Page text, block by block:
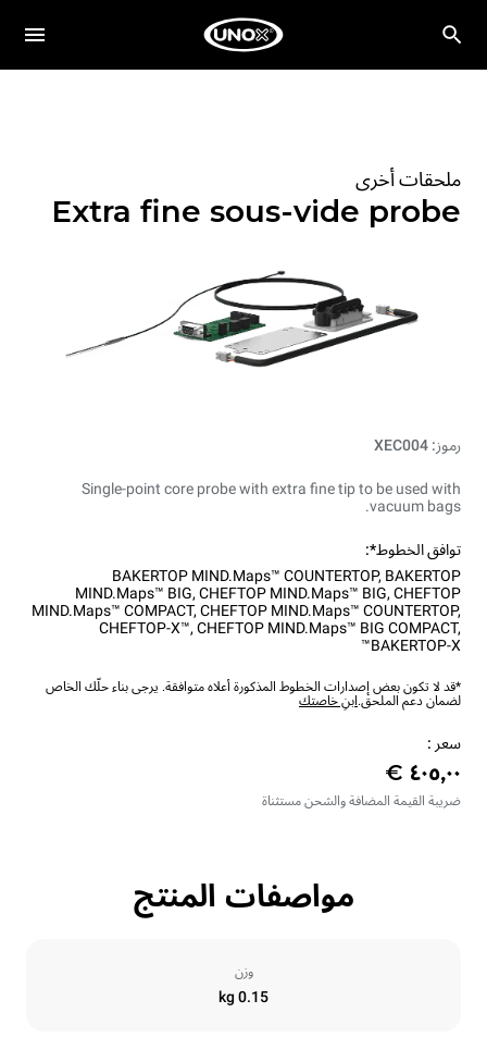
ملحقات أخرى
Extra fine sous-vide probe
رموز: XEC004
Single-point core probe with extra fine tip to be used with
vacuum bags.
توافق الخطوط*:
BAKERTOP MIND.Maps™ COUNTERTOP, BAKERTOP
MIND.Maps™ BIG, CHEFTOP MIND.Maps™ BIG, CHEFTOP
MIND.Maps™ COMPACT, CHEFTOP MIND.Maps™ COUNTERTOP,
CHEFTOP-X™, CHEFTOP MIND.Maps™ BIG COMPACT,
BAKERTOP-X™
*قد لا تكون بعض إصدارات الخطوط المذكورة أعلاه متوافقة. يرجى بناء حلّك الخاص
لضمان دعم الملحق.ابنِ خاصتك
سعر :
ضريبة القيمة المضافة والشحن مستثناة
مواصفات المنتج
وزن
0.15 kg